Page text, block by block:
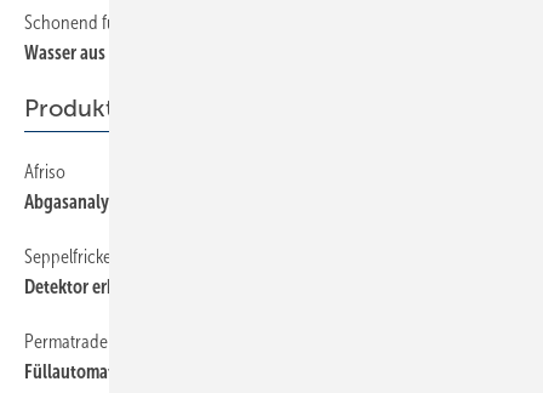
Schonend für den Geldbeutel
Wasser aus der Zisterne
Produkte
Afriso
Abgasanalysemessgerät mit ECO-Sensor
Seppelfricke
Detektor erkennt Leckagen
Permatrade
Füllautomat für Heizungsanlagen